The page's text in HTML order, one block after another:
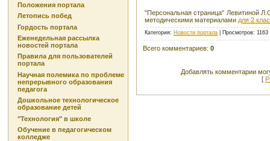
Положения портала
Летопись побед
Гордость портала
Еженедельная рассылка
новостей портала
Правила для пользователей
портала
Научная полемика по проблеме
непрерывного образования
педагога
Дошкольное технологическое
образование детей
"Технология" в школе
Обучение в педагогическом
колледже
"Персональная страница" Левитиной
методическими материалами для 2
Категория: Новости портала Просмотров:
Всего комментариев: 0
Добавлять комментарии
[